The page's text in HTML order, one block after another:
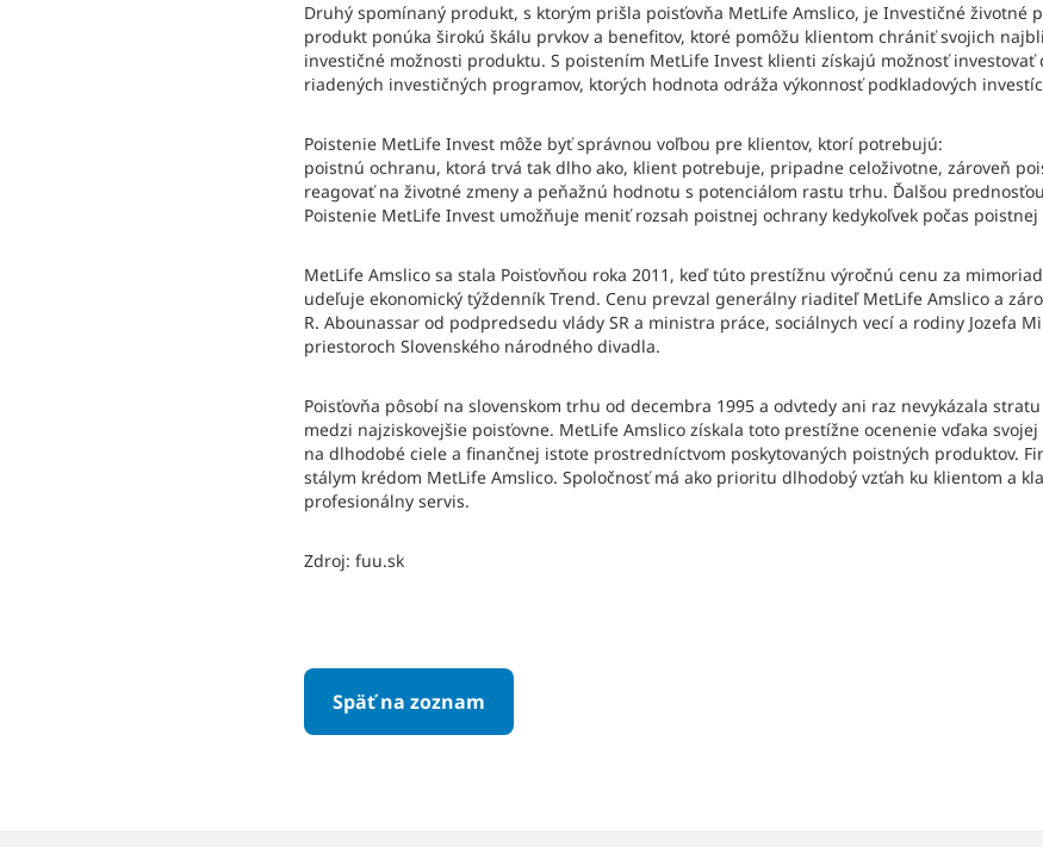
Druhý spomínaný produkt, s ktorým prišla poisťovňa MetLife Amslico, je Investičné životné
produkt ponúka širokú škálu prvkov a benefitov, ktoré pomôžu klientom chrániť svojich
investičné možnosti produktu. S poistením MetLife Invest klienti získajú možnosť
riadených investičných programov, ktorých hodnota odráža výkonnosť podkladových
Poistenie MetLife Invest môže byť správnou voľbou pre klientov, ktorí potrebujú:
poistnú ochranu, ktorá trvá tak dlho ako, klient potrebuje, pripadne celoživotne, zároveň
reagovať na životné zmeny a peňažnú hodnotu s potenciálom rastu trhu. Ďalšou
Poistenie MetLife Invest umožňuje meniť rozsah poistnej ochrany kedykoľvek počas poistnej
MetLife Amslico sa stala Poisťovňou roka 2011, keď túto prestížnu výročnú cenu za
udeľuje ekonomický týždenník Trend. Cenu prevzal generálny riaditeľ MetLife Amslico a
R. Abounassar od podpredsedu vlády SR a ministra práce, sociálnych vecí a rodiny Jozefa
priestoroch Slovenského národného divadla.
Poisťovňa pôsobí na slovenskom trhu od decembra 1995 a odvtedy ani raz nevykázala
medzi najziskovejšie poisťovne. MetLife Amslico získala toto prestížne ocenenie vďaka
na dlhodobé ciele a finančnej istote prostredníctvom poskytovaných poistných produktov.
stálym krédom MetLife Amslico. Spoločnosť má ako prioritu dlhodobý vzťah ku klientom a
profesionálny servis.
Zdroj: fuu.sk
Späť na zoznam